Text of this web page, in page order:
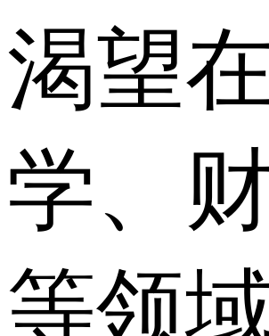
渴望
学、
等领